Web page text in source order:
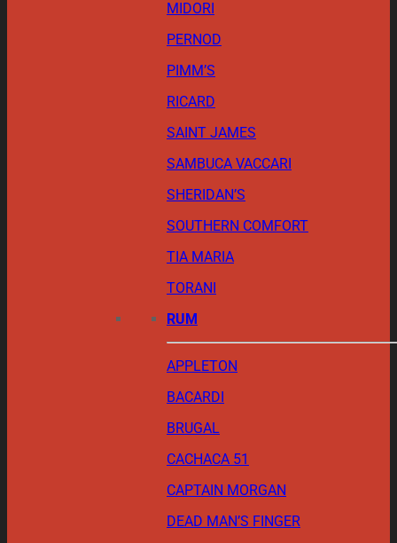
MIDORI
PERNOD
PIMM’S
RICARD
SAINT JAMES
SAMBUCA VACCARI
SHERIDAN’S
SOUTHERN COMFORT
TIA MARIA
TORANI
RUM
APPLETON
BACARDI
BRUGAL
CACHACA 51
CAPTAIN MORGAN
DEAD MAN’S FINGER